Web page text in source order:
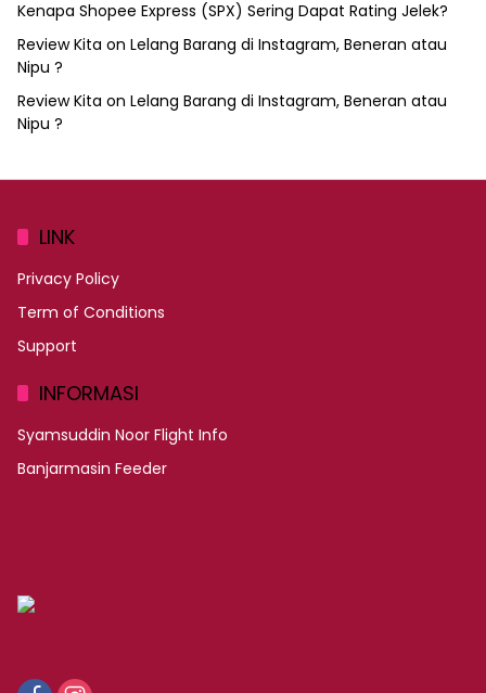
Kenapa Shopee Express (SPX) Sering Dapat Rating Jelek?
Review Kita on Lelang Barang di Instagram, Beneran atau
Nipu ?
Review Kita on Lelang Barang di Instagram, Beneran atau
Nipu ?
LINK
Privacy Policy
Term of Conditions
Support
INFORMASI
Syamsuddin Noor Flight Info
Banjarmasin Feeder